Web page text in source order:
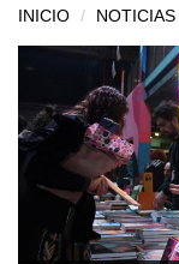
INICIO NOTICIAS